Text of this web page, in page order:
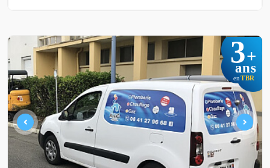
3+
ans
en TBR